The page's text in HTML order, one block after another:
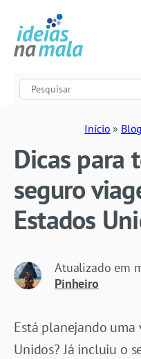
Início » Blog
Dicas para
seguro
Estados
Atualizado em
Pinheiro
Está planejando uma
Unidos? Já incluiu o